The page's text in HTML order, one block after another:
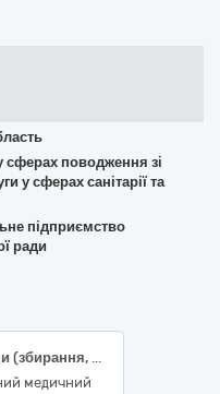
у сферах поводження зі
у сферах санітарії та
підприємство
ради
Послуги з управління відходами (збирання, перевезення, видалення) на об’єктах ІФНМУ в м.Івано-Франківськ та м.Яремче на друге півріччя 2026 року - 2 Лоти 1-ЛОТ- Вивезення твердих побутових відходів, негабаритного та ремонтного сміття з навчальних корпусів та гуртожитків ІФНМУ в м Івано-Франківськ. 2-ЛОТ- Встановлення сміттєвих контейнерних майданчиків та вивезення твердих побутових відходів, негабаритного та ремонтного сміття з навчальних корпусів та гуртожитків ІФНМУ в м.Івано-Франківськ, навчально-реабілітаційного центру ІФНМУ в м. Яремче. код згідно ДК 021:2015 90510000-5 «Утилізація / видалення сміття та поводження зі сміттям»
медичний